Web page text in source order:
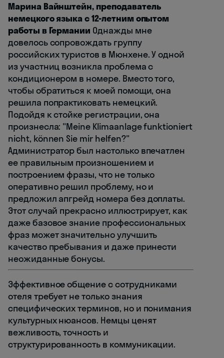
Марина Вайнштейн, преподаватель
немецкого языка с 12-летним опытом
работы в Германии Однажды мне
довелось сопровождать группу
российских туристов в Мюнхене. У одной
из участниц возникла проблема с
кондиционером в номере. Вместо того,
чтобы обратиться к моей помощи, она
решила попрактиковать немецкий.
Подойдя к стойке регистрации, она
произнесла: "Meine Klimaanlage funktioniert
nicht, können Sie mir helfen?"
Администратор был настолько впечатлен
ее правильным произношением и
построением фразы, что не только
оперативно решил проблему, но и
предложил апгрейд номера без доплаты.
Этот случай прекрасно иллюстрирует, как
даже базовое знание профессиональных
фраз может значительно улучшить
качество пребывания и даже принести
неожиданные бонусы.
Эффективное общение с сотрудниками
отеля требует не только знания
специфических терминов, но и понимания
культурных нюансов. Немцы ценят
вежливость, точность и
структурированность в коммуникации.